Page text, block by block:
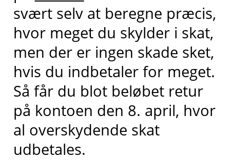
svært selv at beregne præcis,
hvor meget du skylder i skat,
men der er ingen skade sket,
hvis du indbetaler for meget.
Så får du blot beløbet retur
på kontoen den 8. april, hvor
al overskydende skat
udbetales.